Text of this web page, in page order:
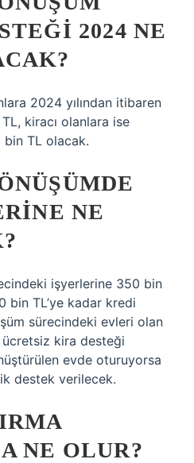
2024 NE
2024 yılından itibaren
kiracı olanlara ise
bin TL olacak.
NE
işyerlerine 350 bin
bin TL’ye kadar kredi
sürecindeki evleri olan
ücretsiz kira desteği
evde oturuyorsa
destek verilecek.
NE OLUR?